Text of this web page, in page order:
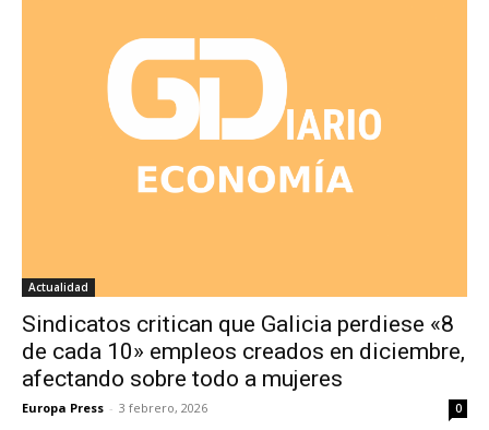
Actualidad
Sindicatos critican que Galicia perdiese «8
de cada 10» empleos creados en diciembre,
afectando sobre todo a mujeres
Europa Press - 3 febrero, 2026 0